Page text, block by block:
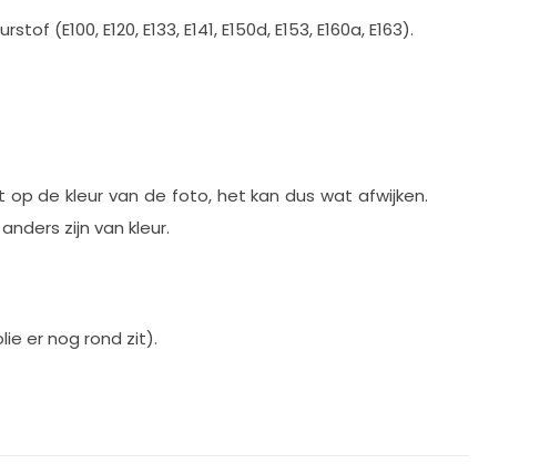
E120, E133, E141, E150d, E153, E160a, E163).
op de kleur van de foto, het kan dus wat afwijken.
zijn van kleur.
er nog rond zit).